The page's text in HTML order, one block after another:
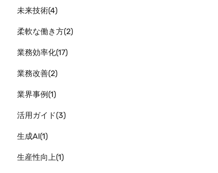
未来技術 4
柔軟な働き方 2
業務効率化 17
業務改善 2
業界事例 1
活用ガイド 3
生成AI 1
生産性向上 1